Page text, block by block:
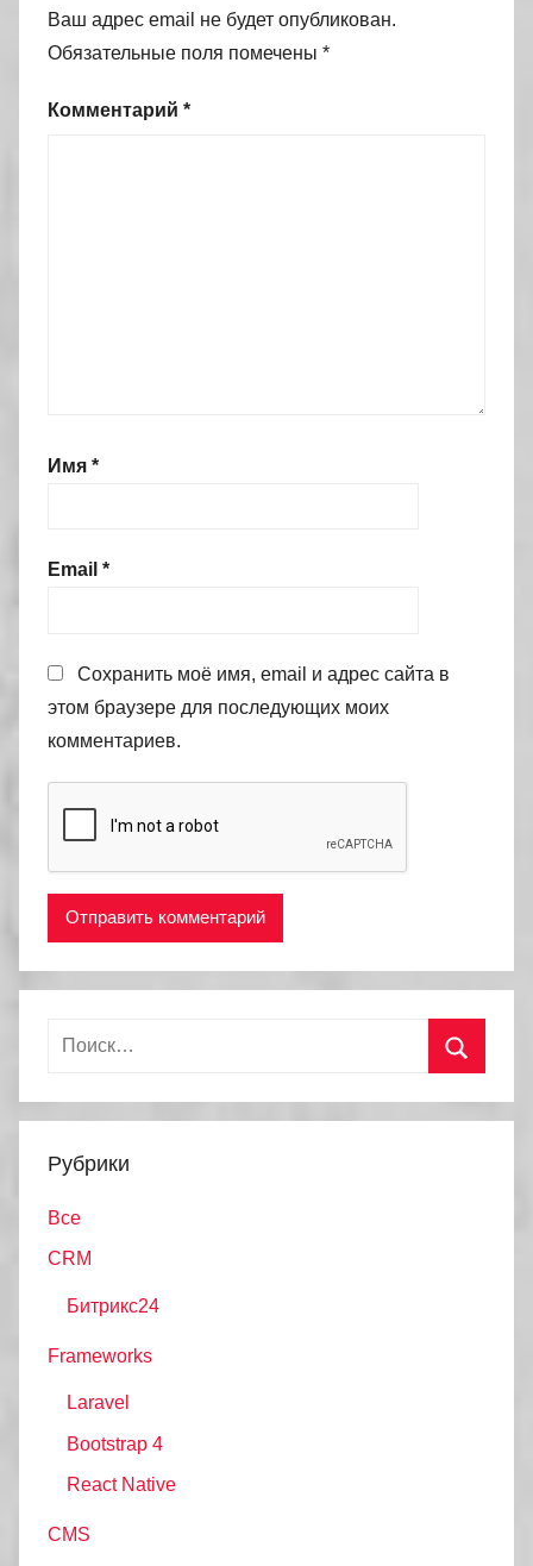
Ваш адрес email не будет опубликован.
Обязательные поля помечены *
Комментарий *
Имя *
Email *
Сохранить моё имя, email и адрес сайта в
этом браузере для последующих моих
комментариев.
Найти:
Рубрики
Все
CRM
Битрикс24
Frameworks
Laravel
Bootstrap 4
React Native
CMS